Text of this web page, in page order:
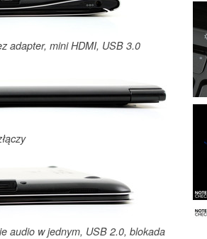
adapter, mini HDMI, USB 3.0
audio w jednym, USB 2.0, blokada